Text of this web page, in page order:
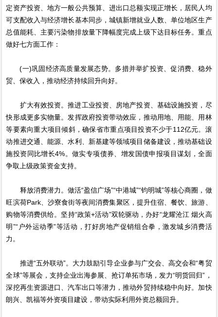
定资产投资、地方一般公共预算、进出口总额实现正增长，居民人均
可支配收入与经济增长基本同步，城镇新增就业人数、单位地区生产
总值能耗、主要污染物排放量下降幅度完成上级下达目标任务。重点
做好七方面工作：
(一)巩固经济高质量发展态势。多措并举扩投资、促消费、稳外
贸、保收入，推动经济持续回升向好。
扩大有效投资。推进工业投资、房地产投资、基础设施投资，尽
快形成更多实物量。发挥政府投资带动效应，推动用地、用能、用林
等要素向重大项目倾斜，确保省市重点项目投资不少于112亿元。滚
动推进交通、能源、水利、新基建等领域项目储备建设，推动基础设
施投资同比增长4%。做实专项债券、增发国债申报项目谋划，全面
争取上级政策资金支持。
释放消费潜力。做活“盈信广场”“中港城”“钧明城”等核心商圈，做
旺滨荷Park、沙寮食街等夜间消费集聚区，提升住宿、餐饮、旅游、
购物等消费供给。坚持“政策+活动”双轮驱动，办好“龙耀沧江 烟火高
明”“户外运动季”等活动，打好房地产促销组合拳，激发城乡消费活
力。
推进“五外联动”。大力鼓励引导企业参与广交会、高交会和“粤贸
全球”等展会，支持企业出海参展、抢订单拓市场，发力“明货回归”，
深挖再生资源进口、汽车出口等潜力，推动外贸持续稳中向好。加快
朗兴、凯福等外资项目建设，带动实际利用外资总额回升。